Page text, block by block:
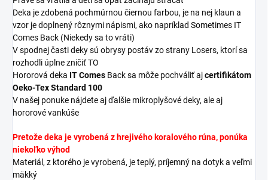
Deka je zdobená pochmúrnou čiernou farbou, je na nej klaun a
vzor je doplnený rôznymi nápismi, ako napríklad Sometimes IT
Comes Back (Niekedy sa to vráti)
V spodnej časti deky sú obrysy postáv zo strany Losers, ktorí sa
rozhodli úplne zničiť TO
Hororová deka IT Comes Back sa môže pochváliť ajcertifikátom
Oeko-Tex Standard 100
V našej ponuke nájdete aj ďalšie mikroplyšové deky, ale aj
hororové vankúše
Pretože deka je vyrobená z hrejivého koralového rúna,ponúka
niekoľko výhod
Materiál, z ktorého je vyrobená, je teplý, príjemný na dotyk a veľmi
mäkký